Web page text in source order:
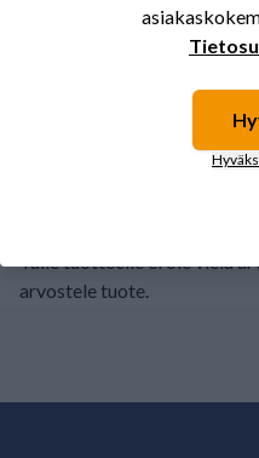
Tälle tuotteelle ei ole vielä
arvostele tuote.